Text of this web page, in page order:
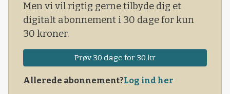
Men vi vil rigtig gerne tilbyde dig et
digitalt abonnement i 30 dage for kun
30 kroner.
Prøv 30 dage for 30 kr
Allerede abonnement?Log ind her